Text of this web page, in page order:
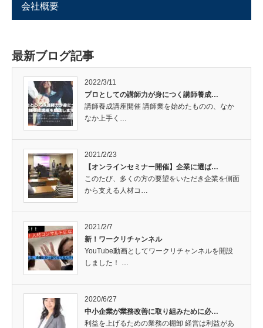
会社概要
最新ブログ記事
2022/3/11
プロとしての講師力が身につく講師養成…
講師養成講座開催 講師業を始めたものの、なか
なか上手く…
2021/2/23
【オンラインセミナー開催】企業に選ば…
このたび、多くの方の要望をいただき企業を側面
から支える人材コ…
2021/2/7
新！ワークリチャンネル
YouTube動画としてワークリチャンネルを開設
しました！ …
2020/6/27
中小企業が業務改善に取り組みために必…
利益を上げるための業務の棚卸 経営は利益があ